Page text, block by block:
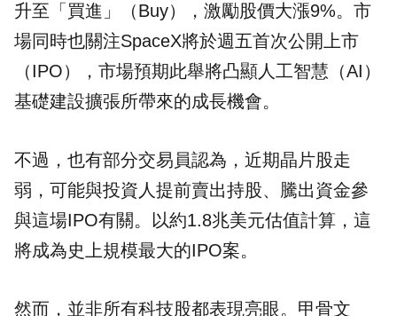
升至「買進」（Buy），激勵股價大漲9%。市
場同時也關注SpaceX將於週五首次公開上市
（IPO），市場預期此舉將凸顯人工智慧（AI）
基礎建設擴張所帶來的成長機會。
不過，也有部分交易員認為，近期晶片股走
弱，可能與投資人提前賣出持股、騰出資金參
與這場IPO有關。以約1.8兆美元估值計算，這
將成為史上規模最大的IPO案。
然而，並非所有科技股都表現亮眼。甲骨文